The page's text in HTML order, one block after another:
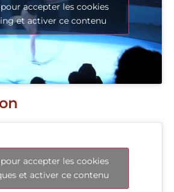
accepter les cookies
et activer ce contenu
accepter les cookies
et activer ce contenu